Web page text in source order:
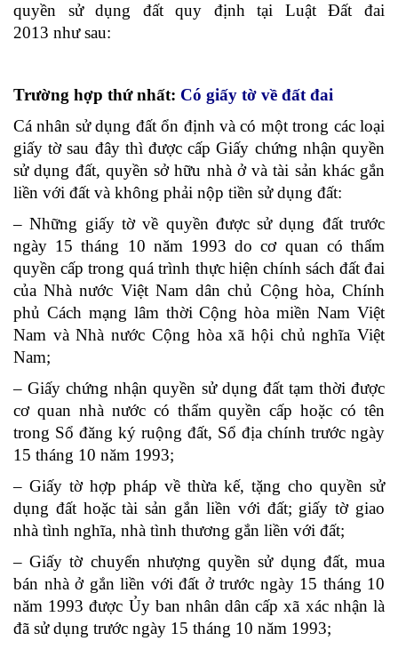
quyền sử dụng đất quy định tại Luật Đất đai
2013 như sau:
Trường hợp thứ nhất: Có giấy tờ về đất đai
Cá nhân sử dụng đất ổn định và có một trong các loại
giấy tờ sau đây thì được cấp Giấy chứng nhận quyền
sử dụng đất, quyền sở hữu nhà ở và tài sản khác gắn
liền với đất và không phải nộp tiền sử dụng đất:
– Những giấy tờ về quyền được sử dụng đất trước
ngày 15 tháng 10 năm 1993 do cơ quan có thẩm
quyền cấp trong quá trình thực hiện chính sách đất đai
của Nhà nước Việt Nam dân chủ Cộng hòa, Chính
phủ Cách mạng lâm thời Cộng hòa miền Nam Việt
Nam và Nhà nước Cộng hòa xã hội chủ nghĩa Việt
Nam;
– Giấy chứng nhận quyền sử dụng đất tạm thời được
cơ quan nhà nước có thẩm quyền cấp hoặc có tên
trong Sổ đăng ký ruộng đất, Sổ địa chính trước ngày
15 tháng 10 năm 1993;
– Giấy tờ hợp pháp về thừa kế, tặng cho quyền sử
dụng đất hoặc tài sản gắn liền với đất; giấy tờ giao
nhà tình nghĩa, nhà tình thương gắn liền với đất;
– Giấy tờ chuyển nhượng quyền sử dụng đất, mua
bán nhà ở gắn liền với đất ở trước ngày 15 tháng 10
năm 1993 được Ủy ban nhân dân cấp xã xác nhận là
đã sử dụng trước ngày 15 tháng 10 năm 1993;